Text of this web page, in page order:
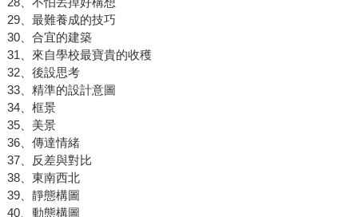
29、最難養成的技巧
30、合宜的建築
31、來自學校最寶貴的收穫
32、後設思考
33、精準的設計意圖
34、框景
35、美景
36、傳達情緒
37、反差與對比
38、東南西北
39、靜態構圖
40、動態構圖